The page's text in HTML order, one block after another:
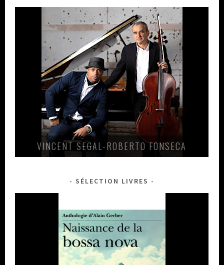
VINCENT SEGAL-ROBERTO FONSECA
SÉLECTION LIVRES